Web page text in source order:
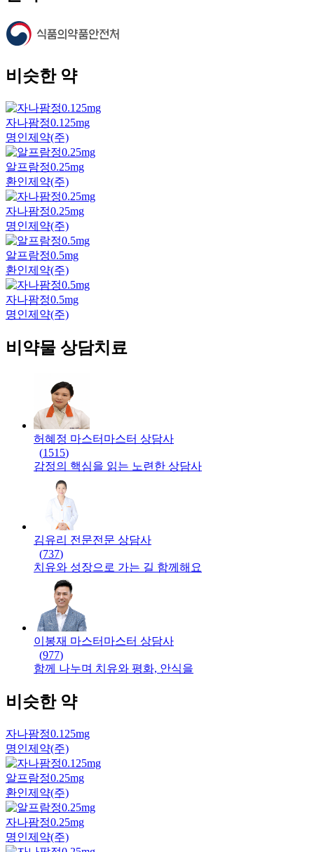
비슷한 약
자나팜정0.125mg
명인제약(주)
알프람정0.25mg
환인제약(주)
자나팜정0.25mg
명인제약(주)
알프람정0.5mg
환인제약(주)
자나팜정0.5mg
명인제약(주)
비약물 상담치료
허혜정 마스터 마스터 상담사
(1515)
감정의 핵심을 읽는 노련한 상담사
김유리 전문전문 상담사
(737)
치유와 성장으로 가는 길 함께해요
이봉재 마스터 마스터 상담사
(977)
함께 나누며 치유와 평화, 안식을
비슷한 약
자나팜정0.125mg
명인제약(주)
알프람정0.25mg
환인제약(주)
자나팜정0.25mg
명인제약(주)